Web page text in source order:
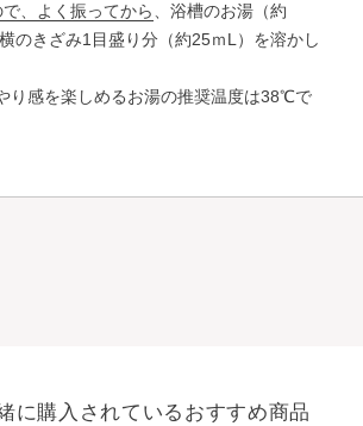
、よく振ってから
、浴槽のお湯（約
のきざみ1目盛り分（約25ｍL）を溶かし
り感を楽しめるお湯の推奨温度は38℃で
に購入されているおすすめ商品